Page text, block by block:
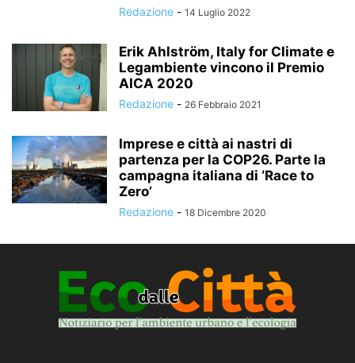
Redazione - 14 Luglio 2022
Erik Ahlström, Italy for Climate e
Legambiente vincono il Premio
AICA 2020
Redazione - 26 Febbraio 2021
Imprese e città ai nastri di
partenza per la COP26. Parte la
campagna italiana di ‘Race to
Zero’
Redazione - 18 Dicembre 2020